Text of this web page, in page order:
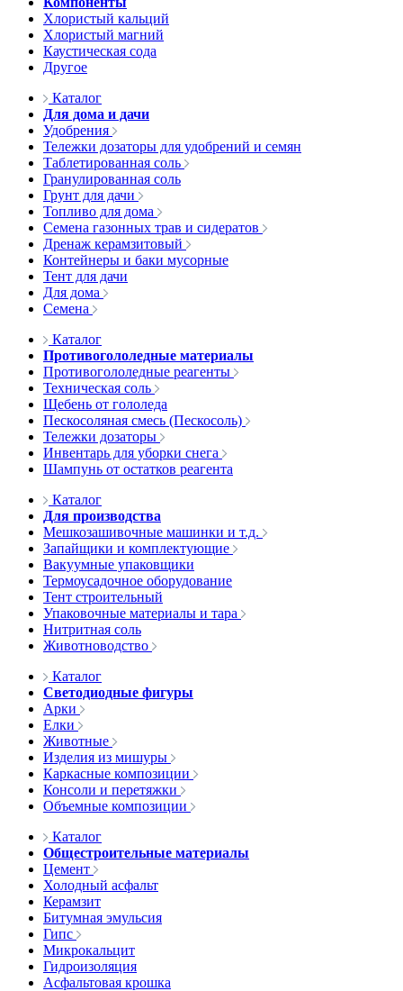
Хлористый кальций
Хлористый магний
Каустическая сода
Другое
Каталог
Для дома и дачи
Удобрения
Тележки дозаторы для удобрений и семян
Таблетированная соль
Гранулированная соль
Грунт для дачи
Топливо для дома
Семена газонных трав и сидератов
Дренаж керамзитовый
Контейнеры и баки мусорные
Тент для дачи
Для дома
Семена
Каталог
Противогололедные материалы
Противогололедные реагенты
Техническая соль
Щебень от гололеда
Пескосоляная смесь (Пескосоль)
Тележки дозаторы
Инвентарь для уборки снега
Шампунь от остатков реагента
Каталог
Для производства
Мешкозашивочные машинки и т.д.
Запайщики и комплектующие
Вакуумные упаковщики
Термоусадочное оборудование
Тент строительный
Упаковочные материалы и тара
Нитритная соль
Животноводство
Каталог
Светодиодные фигуры
Арки
Елки
Животные
Изделия из мишуры
Каркасные композиции
Консоли и перетяжки
Объемные композиции
Каталог
Общестроительные материалы
Цемент
Холодный асфальт
Керамзит
Битумная эмульсия
Гипс
Микрокальцит
Гидроизоляция
Асфальтовая крошка